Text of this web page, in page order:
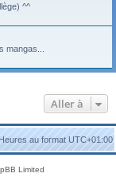
^^
mangas...
Aller à
au formatUTC+01:00
Limited